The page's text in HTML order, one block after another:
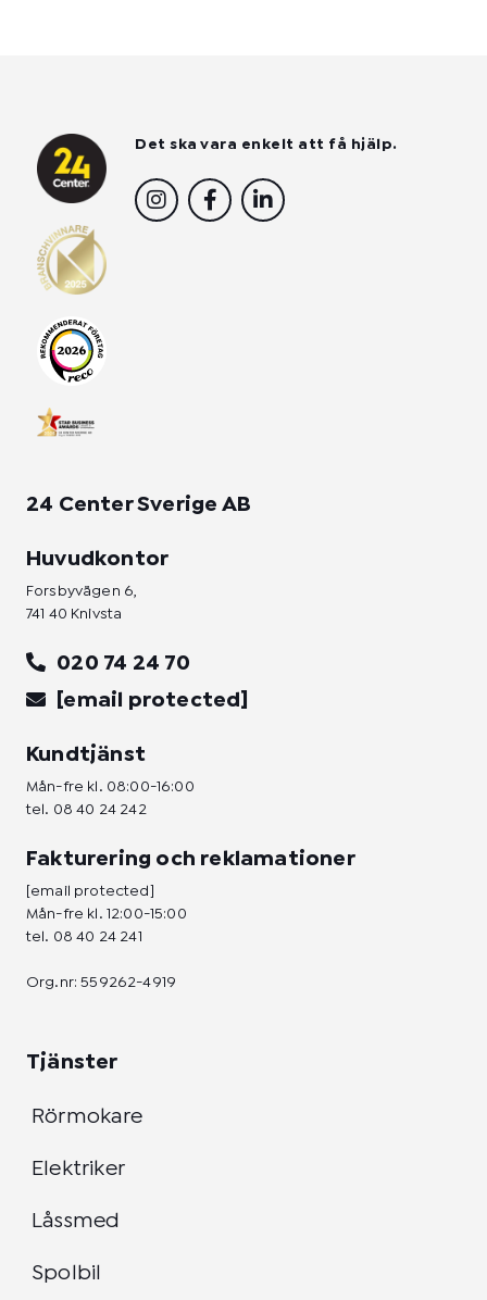
Det ska vara enkelt att få hjälp.
I
n
F
a
L
i
24 Center Sverige AB
Huvudkontor
Forsbyvägen 6,
741 40 Knivsta
020 74 24 70
[email protected]
Kundtjänst
Mån-fre kl. 08:00-16:00
tel. 08 40 24 242
Fakturering och reklamationer
[email protected]
Mån-fre kl. 12:00-15:00
tel. 08 40 24 241
Org.nr: 559262-4919
Tjänster
Rörmokare
Elektriker
Låssmed
Spolbil